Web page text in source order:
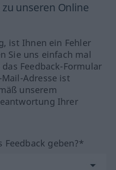
unseren Online
ist Ihnen ein Fehler
Sie uns einfach mal
Feedback-Formular
Adresse ist
unserem
Ihrer
Feedback geben?*